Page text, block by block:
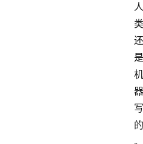
人
类
还
是
机
器
写
的
。